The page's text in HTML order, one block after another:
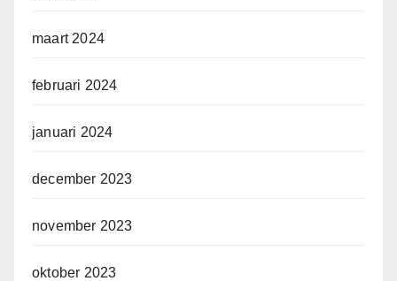
maart 2024
februari 2024
januari 2024
december 2023
november 2023
oktober 2023